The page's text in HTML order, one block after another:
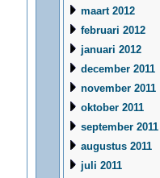
maart 2012
februari 2012
januari 2012
december 2011
november 2011
oktober 2011
september 2011
augustus 2011
juli 2011